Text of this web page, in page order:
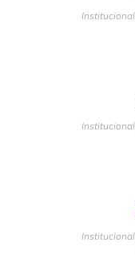
Institucional
Institucional
Institucional